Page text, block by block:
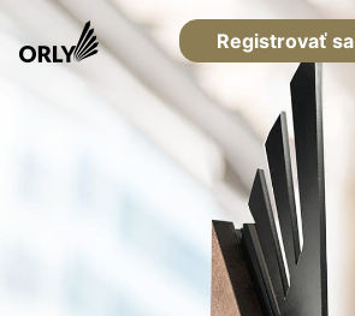
Registrovať sa